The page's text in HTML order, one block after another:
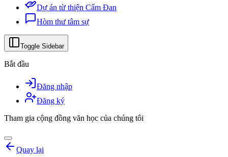
Dự án từ thiện Cẩm Đan
Hòm thư tâm sự
Toggle Sidebar
Bắt đầu
Đăng nhập
Đăng ký
Tham gia cộng đồng văn học của chúng tôi
Quay lại